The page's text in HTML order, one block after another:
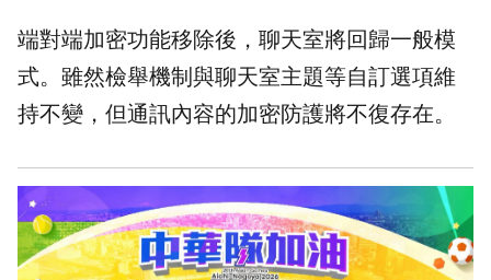
端對端加密功能移除後，聊天室將回歸一般模
式。雖然檢舉機制與聊天室主題等自訂選項維
持不變，但通訊內容的加密防護將不復存在。